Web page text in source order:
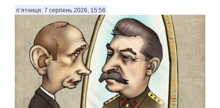
п’ятниця, 7 серпень 2026, 15:56